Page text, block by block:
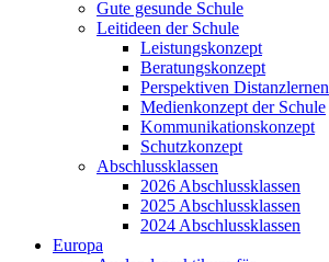
Gute gesunde Schule
Leitideen der Schule
Leistungskonzept
Beratungskonzept
Perspektiven Distanzlernen
Medienkonzept der Schule
Kommunikationskonzept
Schutzkonzept
Abschlussklassen
2026 Abschlussklassen
2025 Abschlussklassen
2024 Abschlussklassen
Europa